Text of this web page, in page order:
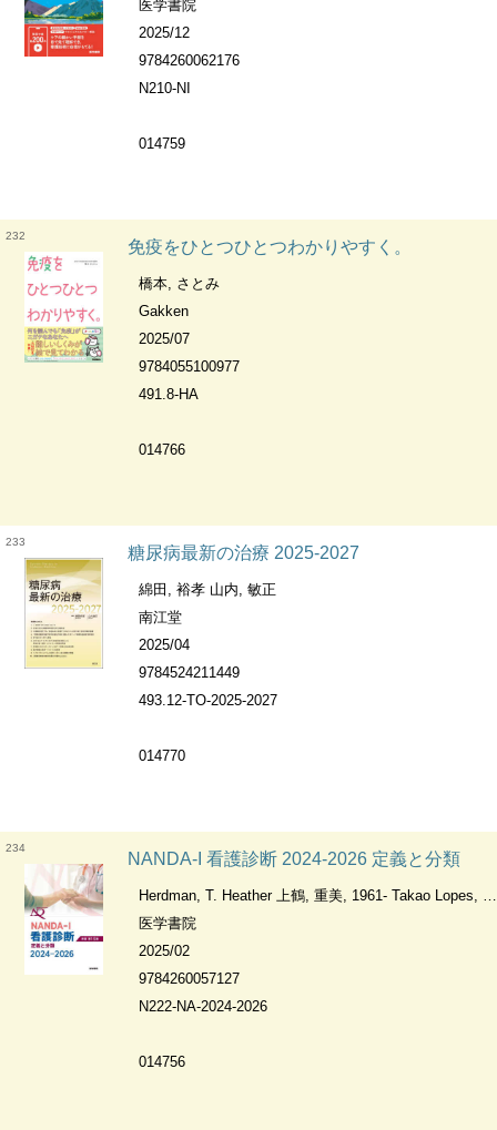
医学書院
2025/12
9784260062176
N210-NI
014759
232
免疫をひとつひとつわかりやすく。
橋本, さとみ
Gakken
2025/07
9784055100977
491.8-HA
014766
233
糖尿病最新の治療 2025-2027
綿田, 裕孝 山内, 敏正
南江堂
2025/04
9784524211449
493.12-TO-2025-2027
014770
234
NANDA-I 看護診断 2024-2026 定義と分類
Herdman, T. Heather 上鶴, 重美, 1961- Takao Lopes, Camila
医学書院
2025/02
9784260057127
N222-NA-2024-2026
014756